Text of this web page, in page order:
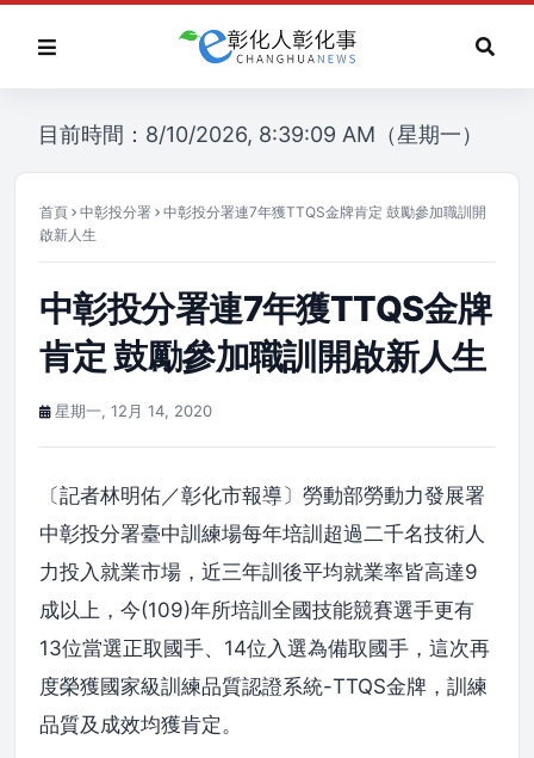
目前時間：8/10/2026, 8:39:09 AM（星期一）
首頁 中彰投分署
中彰投分署連7年獲TTQS金牌肯定 鼓勵參加職訓開
啟新人生
中彰投分署連7年獲TTQS金牌
肯定 鼓勵參加職訓開啟新人生
星期一, 12月 14, 2020
〔記者林明佑／彰化市報導〕勞動部勞動力發展署
中彰投分署臺中訓練場每年培訓超過二千名技術人
力投入就業市場，近三年訓後平均就業率皆高達9
成以上，今(109)年所培訓全國技能競賽選手更有
13位當選正取國手、14位入選為備取國手，這次再
度榮獲國家級訓練品質認證系統-TTQS金牌，訓練
品質及成效均獲肯定。